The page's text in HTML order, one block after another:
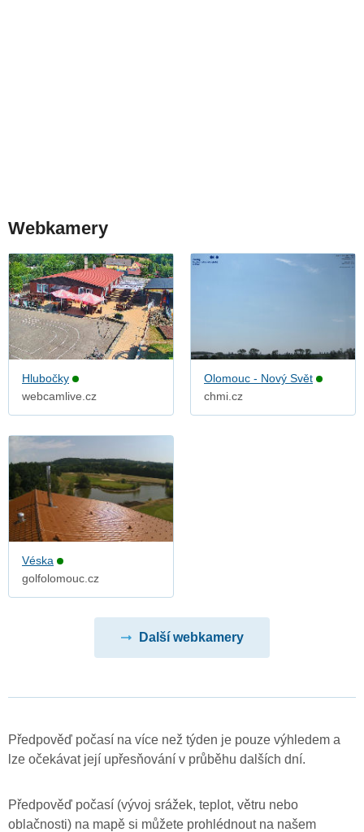
Webkamery
Hlubočky
webcamlive.cz
Olomouc - Nový Svět
chmi.cz
Véska
golfolomouc.cz
Další webkamery
Předpověď počasí na více než týden je pouze výhledem a
lze očekávat její upřesňování v průběhu dalších dní.
Předpověď počasí (vývoj srážek, teplot, větru nebo
oblačnosti) na mapě si můžete prohlédnout na našem